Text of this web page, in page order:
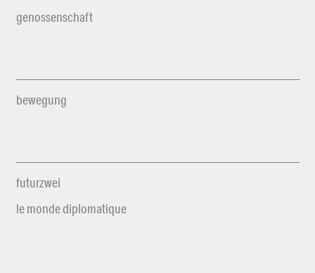
genossenschaft
bewegung
futurzwei
le monde diplomatique